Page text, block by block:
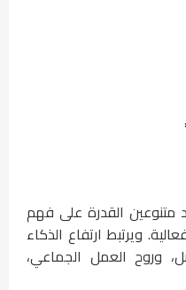
متنوعين القدرة على فهم
ويرتبط ارتفاع الذكاء
وروح العمل الجماعي،